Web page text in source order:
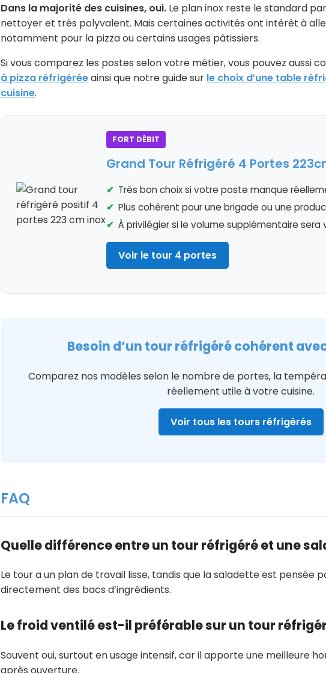
Dans la majorité des cuisines, oui. Le plan inox reste le standard
nettoyer et très polyvalent. Mais certaines activités ont intérêt à
notamment pour la pizza ou certains usages pâtissiers.
Si vous comparez les postes selon votre métier, vous pouvez aussi
à pizza réfrigéréeainsi que notre guide sur le choix d’une table
cuisine.
FORT DÉBIT
Grand Tour Réfrigéré 4 Portes
Très bon choix si votre poste manque
Plus cohérent pour une brigade ou une
À privilégier si le volume supplémentaire
Voir le tour 4 portes
Besoin d’un tour réfrigéré cohérent
Comparez nos modèles selon le nombre de portes, la
réellement utile à votre cuisine.
Voir tous les tours réfrigérés
FAQ
Quelle différence entre un tour réfrigéré et une
Le tour a un plan de travail lisse, tandis que la saladette est pensée
directement des bacs d’ingrédients.
Le froid ventilé est-il préférable sur un tour
Souvent oui, surtout en usage intensif, car il apporte une meilleure